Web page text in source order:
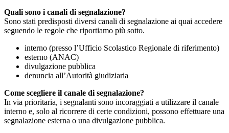
Quali sono i canali di segnalazione?
Sono stati predisposti diversi canali di segnalazione ai quai accedere
seguendo le regole che riportiamo più sotto.
interno (presso l’Ufficio Scolastico Regionale di riferimento)
esterno (ANAC)
divulgazione pubblica
denuncia all’Autorità giudiziaria
Come scegliere il canale di segnalazione?
In via prioritaria, i segnalanti sono incoraggiati a utilizzare il canale
interno e, solo al ricorrere di certe condizioni, possono effettuare una
segnalazione esterna o una divulgazione pubblica.